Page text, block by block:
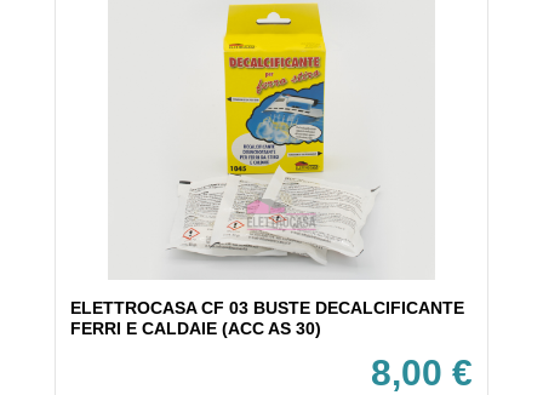
ELETTROCASA CF 03 BUSTE DECALCIFICANTE
FERRI E CALDAIE (ACC AS 30)
8,00 €